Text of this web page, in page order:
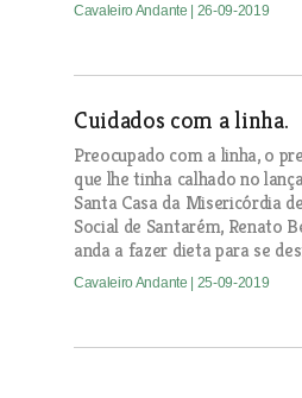
Cavaleiro Andante | 26-09-2019
Cuidados com a linha.
Preocupado com a linha, o
que lhe tinha calhado no
Santa Casa da Misericórdia
Social de Santarém, Renato
anda a fazer dieta para se
Cavaleiro Andante | 25-09-2019